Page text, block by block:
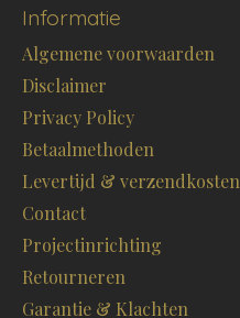
Informatie
Algemene voorwaarden
Disclaimer
Privacy Policy
Betaalmethoden
Levertijd & verzendkosten
Contact
Projectinrichting
Retourneren
Garantie & Klachten